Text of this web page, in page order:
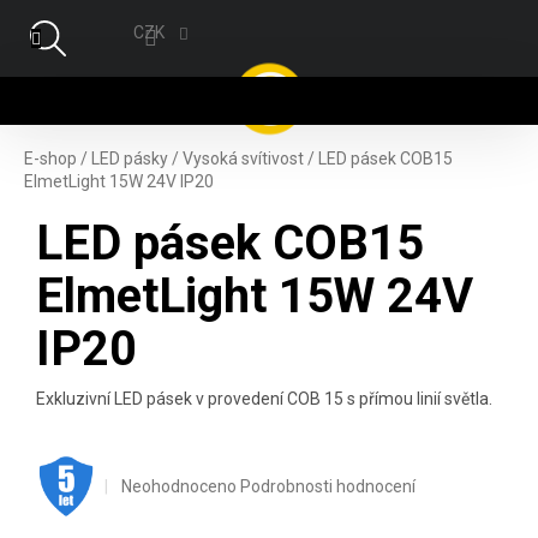
CZK
E-shop / LED pásky /Vysoká svítivost /
LED pásek COB15
ElmetLight 15W 24V IP20
LED pásek COB15
ElmetLight 15W 24V
IP20
Exkluzivní LED pásek v provedení COB 15 s přímou linií světla.
.
Průměrné hodnocení produktu je 0,0 z 5 hvězdiček.
Neohodnoceno Podrobnosti hodnocení